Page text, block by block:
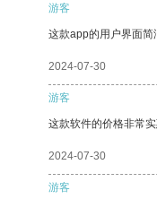
游客
这款app的用户界面简
2024-07-30
游客
这款软件的价格非常实
2024-07-30
游客